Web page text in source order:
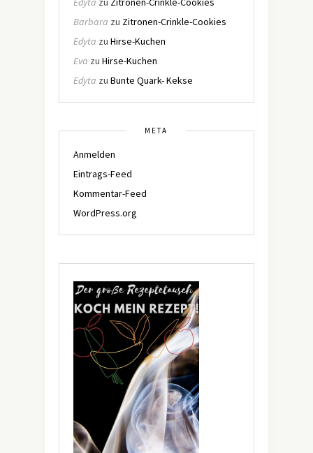
Barbara zu Zitronen-Crinkle-Cookies
Edyta zu Hirse-Kuchen
Eva zu Hirse-Kuchen
Edyta zu Bunte Quark- Kekse
META
Anmelden
Eintrags-Feed
Kommentar-Feed
WordPress.org